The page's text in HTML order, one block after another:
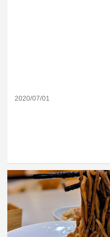
2020/07/01